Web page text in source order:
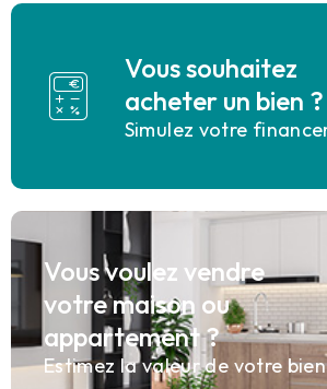
Vous souhaitez
acheter un bien ?
Simulez votre
Vous voulez vendre
votre maison ou
appartement ?
Estimez la valeur de votre